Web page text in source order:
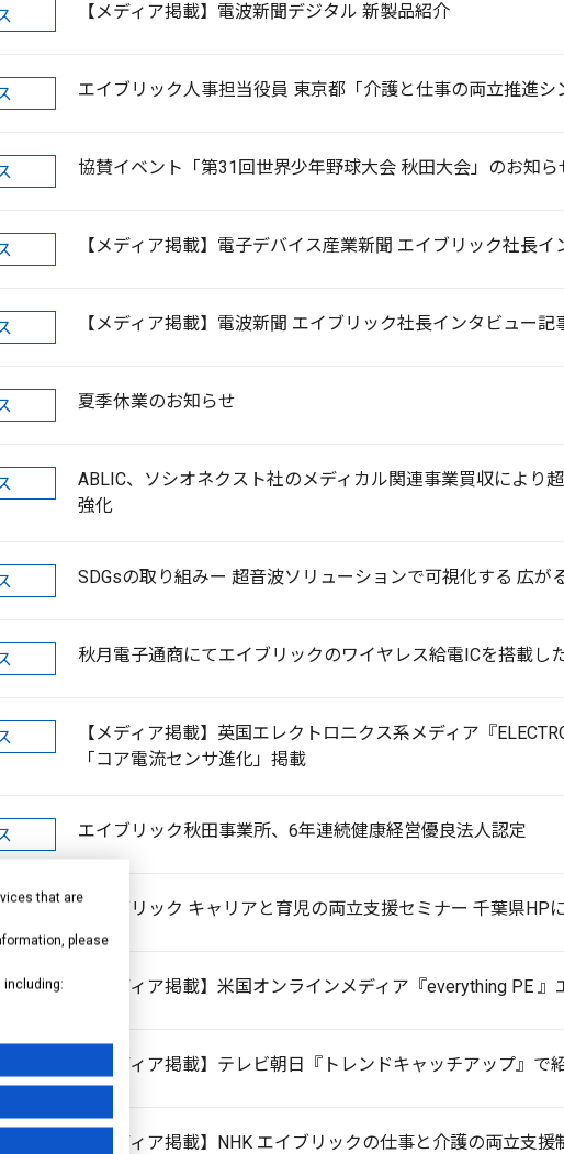
【メディア掲載】電波新聞デジタル 新製品紹介
エイブリック人事担当役員 東京都「介護と仕事の両立推進シ
協賛イベント「第31回世界少年野球大会 秋田大会」のお知ら
【メディア掲載】電子デバイス産業新聞 エイブリック社長イ
【メディア掲載】電波新聞 エイブリック社長インタビュー記
夏季休業のお知らせ
ABLIC、ソシオネクスト社のメディカル関連事業買収により
強化
SDGsの取り組みー 超音波ソリューションで可視化する 広が
秋月電子通商にてエイブリックのワイヤレス給電ICを搭載し
【メディア掲載】英国エレクトロニクス系メディア『
「コア電流センサ進化」掲載
エイブリック秋田事業所、6年連続健康経営優良法人認定
エイブリック キャリアと育児の両立支援セミナー 千葉県HP
【メディア掲載】米国オンラインメディア『everything PE
【メディア掲載】テレビ朝日『トレンドキャッチアップ』で
【メディア掲載】NHK エイブリックの仕事と介護の両立支援
that are
please
including: